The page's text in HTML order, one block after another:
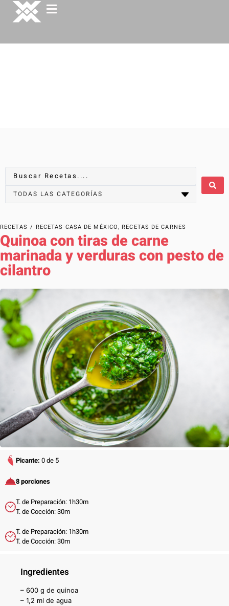
RECETAS / RECETAS CASA DE MÉXICO, RECETAS DE CARNES
Quinoa con tiras de carne
marinada y verduras con pesto de
cilantro
Picante: 0 de 5
8 porciones
T. de Preparación: 1h30m
T. de Cocción: 30m
T. de Preparación: 1h30m
T. de Cocción: 30m
Ingredientes
– 600 g de quinoa
– 1,2 ml de agua